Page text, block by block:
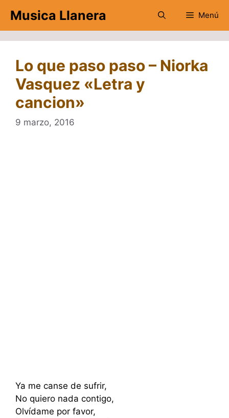
contenido
Musica Llanera Menú
Lo que paso paso – Niorka
Vasquez «Letra y
cancion»
9 marzo, 2016
Ya me canse de sufrir,
No quiero nada contigo,
Olvídame por favor,